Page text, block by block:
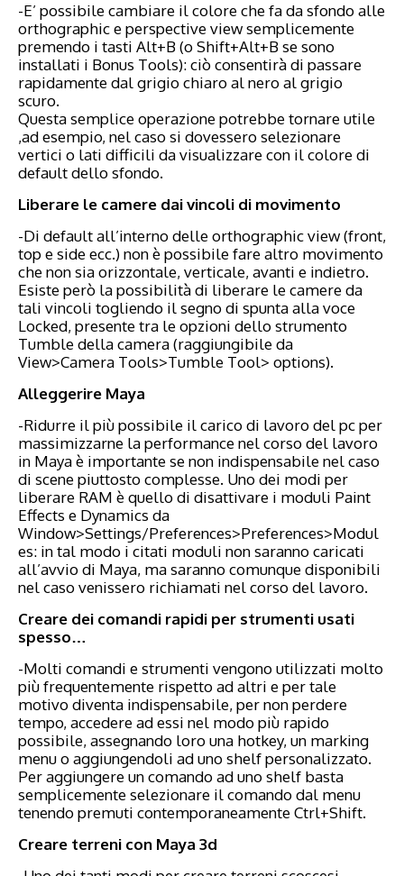
-E’ possibile cambiare il colore che fa da sfondo alle
orthographic e perspective view semplicemente
premendo i tasti Alt+B (o Shift+Alt+B se sono
installati i Bonus Tools): ciò consentirà di passare
rapidamente dal grigio chiaro al nero al grigio
scuro.
Questa semplice operazione potrebbe tornare utile
,ad esempio, nel caso si dovessero selezionare
vertici o lati difficili da visualizzare con il colore di
default dello sfondo.
Liberare le camere dai vincoli di movimento
-Di default all’interno delle orthographic view (front,
top e side ecc.) non è possibile fare altro movimento
che non sia orizzontale, verticale, avanti e indietro.
Esiste però la possibilità di liberare le camere da
tali vincoli togliendo il segno di spunta alla voce
Locked, presente tra le opzioni dello strumento
Tumble della camera (raggiungibile da
View>Camera Tools>Tumble Tool> options).
Alleggerire Maya
-Ridurre il più possibile il carico di lavoro del pc per
massimizzarne la performance nel corso del lavoro
in Maya è importante se non indispensabile nel caso
di scene piuttosto complesse. Uno dei modi per
liberare RAM è quello di disattivare i moduli Paint
Effects e Dynamics da
Window>Settings/Preferences>Preferences>Modul
es: in tal modo i citati moduli non saranno caricati
all’avvio di Maya, ma saranno comunque disponibili
nel caso venissero richiamati nel corso del lavoro.
Creare dei comandi rapidi per strumenti usati
spesso…
-Molti comandi e strumenti vengono utilizzati molto
più frequentemente rispetto ad altri e per tale
motivo diventa indispensabile, per non perdere
tempo, accedere ad essi nel modo più rapido
possibile, assegnando loro una hotkey, un marking
menu o aggiungendoli ad uno shelf personalizzato.
Per aggiungere un comando ad uno shelf basta
semplicemente selezionare il comando dal menu
tenendo premuti contemporaneamente Ctrl+Shift.
Creare terreni con Maya 3d